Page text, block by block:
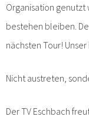
Organisation
bestehen bleiben.
nächsten Tour!
Nicht austreten,
Der TV Eschbach